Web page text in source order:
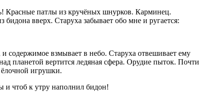
Красные патлы из кручёных шнурков. Карминец.
вверх. Старуха забывает обо мне и ругается:
содержимое взмывает в небо. Старуха отвешивает ему
планетой вертится ледяная сфера. Орудие пыток. Почти
ёлочной игрушки.
и чтоб к утру наполнил бидон!